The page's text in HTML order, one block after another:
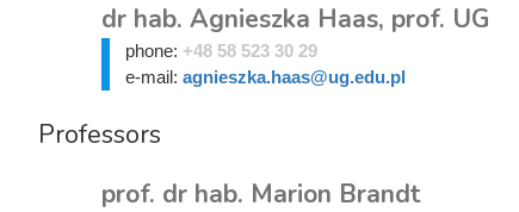
dr hab. Agnieszka Haas, prof. UG
phone: +48 58 523 30 29
e-mail: agnieszka.haas@ug.edu.pl
Professors
prof. dr hab. Marion Brandt